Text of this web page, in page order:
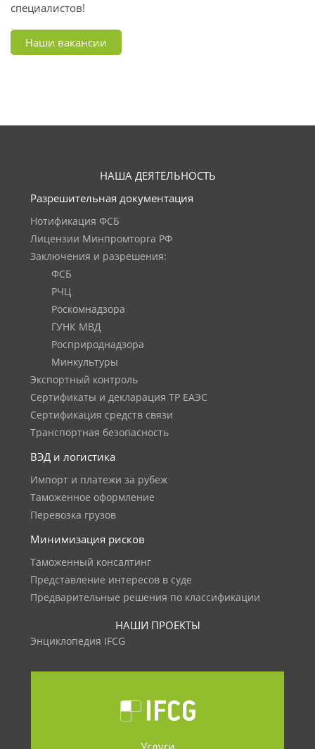
специалистов!
Наши вакансии
НАША ДЕЯТЕЛЬНОСТЬ
Разрешительная документация
Нотификация ФСБ
Лицензии Минпромторга РФ
Заключения и разрешения:
ФСБ
РЧЦ
Роскомнадзора
ГУНК МВД
Росприроднадзора
Минкультуры
Экспортный контроль
Сертификаты и декларация ТР ЕАЭС
Сертификация средств связи
Транспортная безопасность
ВЭД и логистика
Импорт и платежи за рубеж
Таможенное оформление
Перевозка грузов
Минимизация рисков
Таможенный консалтинг
Представление интересов в суде
Предварительные решения по классификации
НАШИ ПРОЕКТЫ
Энциклопедия IFCG